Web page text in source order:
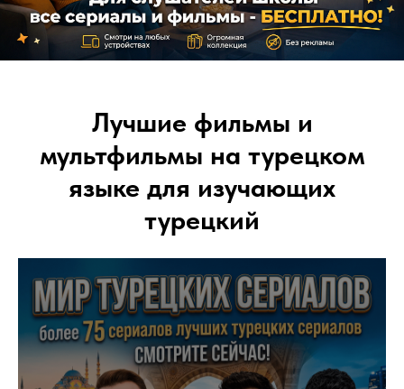
Лучшие фильмы и
мультфильмы на турецком
языке для изучающих
турецкий